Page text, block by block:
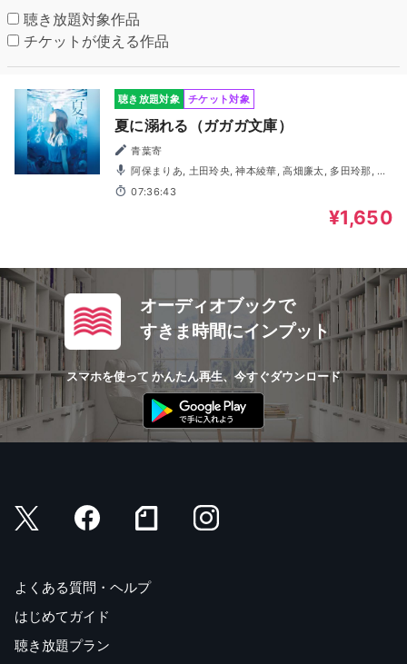
聴き放題対象作品
チケットが使える作品
聴き放題対象 チケット対象
夏に溺れる（ガガガ文庫）
青葉寄
阿保まりあ, 土田玲央, 神本綾華, 高畑廉太, 多田玲那, 三
木一眞
07:36:43
¥1,650
オーディオブックで
すきま時間にインプット
スマホを使って かんたん再生、今すぐダウンロード
よくある質問・ヘルプ
はじめてガイド
聴き放題プラン